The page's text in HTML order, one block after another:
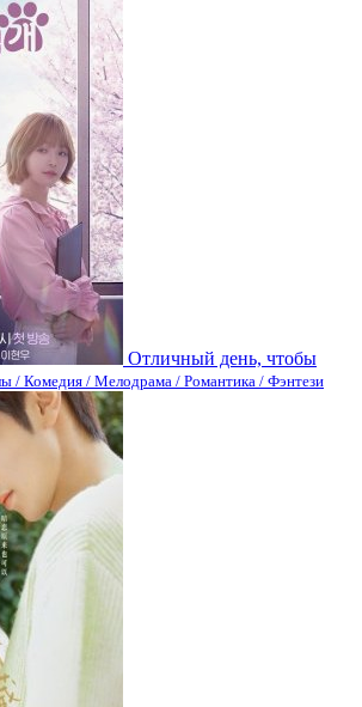
Отличный день, чтобы
/ Комедия / Мелодрама / Романтика / Фэнтези